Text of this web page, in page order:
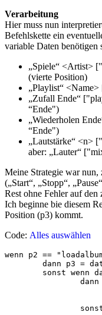
Verarbeitung
Hier muss nun
Befehlskette ein
variable Daten benötigen
„Spiele“ <Artist>
(vierte Position)
„Playlist“
„Zufall Ende“
“Ende")
„Wiederholen
“Ende")
„Lautstärke“ <n>
aber: „Lauter“
Meine Strategie war nun,
(„Start“, „Stopp“,
Rest ohne Fehler auf den
Ich beginne bie diesem
Position (p3) kommt.
Code: Alles auswählen
wenn p2 ==